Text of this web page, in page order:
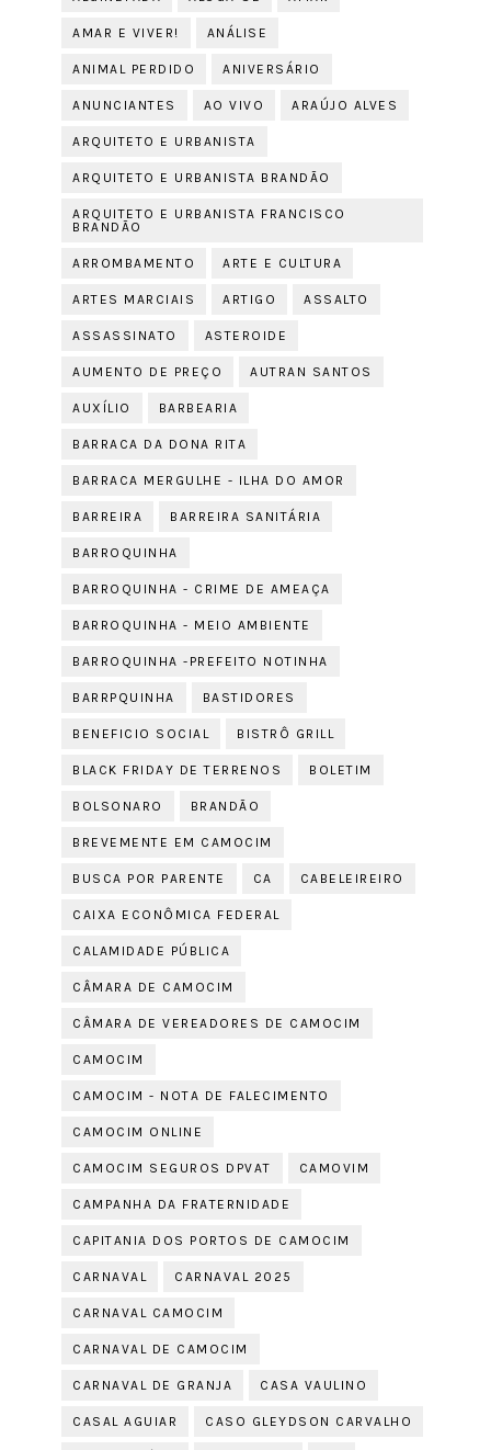
AMAR E VIVER! ANÁLISE
ANIMAL PERDIDO ANIVERSÁRIO
ANUNCIANTES AO VIVO ARAÚJO ALVES
ARQUITETO E URBANISTA
ARQUITETO E URBANISTA BRANDÃO
ARQUITETO E URBANISTA FRANCISCO
BRANDÃO
ARROMBAMENTO ARTE E CULTURA
ARTES MARCIAIS ARTIGO ASSALTO
ASSASSINATO ASTEROIDE
AUMENTO DE PREÇO AUTRAN SANTOS
AUXÍLIO BARBEARIA
BARRACA DA DONA RITA
BARRACA MERGULHE - ILHA DO AMOR
BARREIRA BARREIRA SANITÁRIA
BARROQUINHA
BARROQUINHA - CRIME DE AMEAÇA
BARROQUINHA - MEIO AMBIENTE
BARROQUINHA -PREFEITO NOTINHA
BARRPQUINHA BASTIDORES
BENEFICIO SOCIAL BISTRÔ GRILL
BLACK FRIDAY DE TERRENOS BOLETIM
BOLSONARO BRANDÃO
BREVEMENTE EM CAMOCIM
BUSCA POR PARENTE CA CABELEIREIRO
CAIXA ECONÔMICA FEDERAL
CALAMIDADE PÚBLICA
CÂMARA DE CAMOCIM
CÂMARA DE VEREADORES DE CAMOCIM
CAMOCIM
CAMOCIM - NOTA DE FALECIMENTO
CAMOCIM ONLINE
CAMOCIM SEGUROS DPVAT CAMOVIM
CAMPANHA DA FRATERNIDADE
CAPITANIA DOS PORTOS DE CAMOCIM
CARNAVAL CARNAVAL 2025
CARNAVAL CAMOCIM
CARNAVAL DE CAMOCIM
CARNAVAL DE GRANJA CASA VAULINO
CASAL AGUIAR CASO GLEYDSON CARVALHO